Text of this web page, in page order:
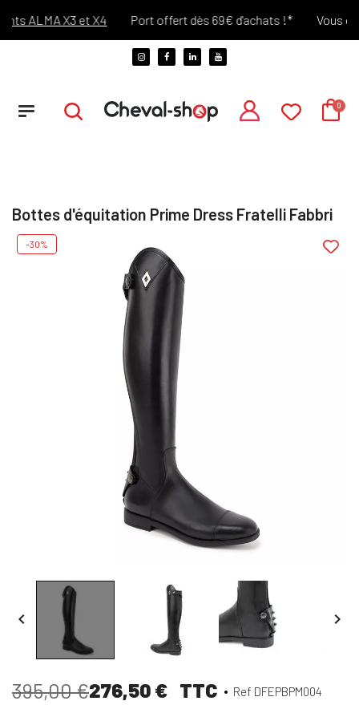
ALMA X3 et X4 Port offert dès 69€ d'achats !* Vous
Bottes d'équitation Prime Dress Fratelli Fabbri
-30%
 
395,00 €276,50 € TTC Ref DFEPBPM004